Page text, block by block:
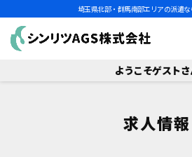
埼玉県北部・群馬南部エリアの派遣
ようこそゲスト
求人情報